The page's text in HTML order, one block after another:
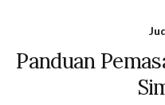
Panduan